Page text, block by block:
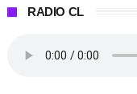
RADIO CL